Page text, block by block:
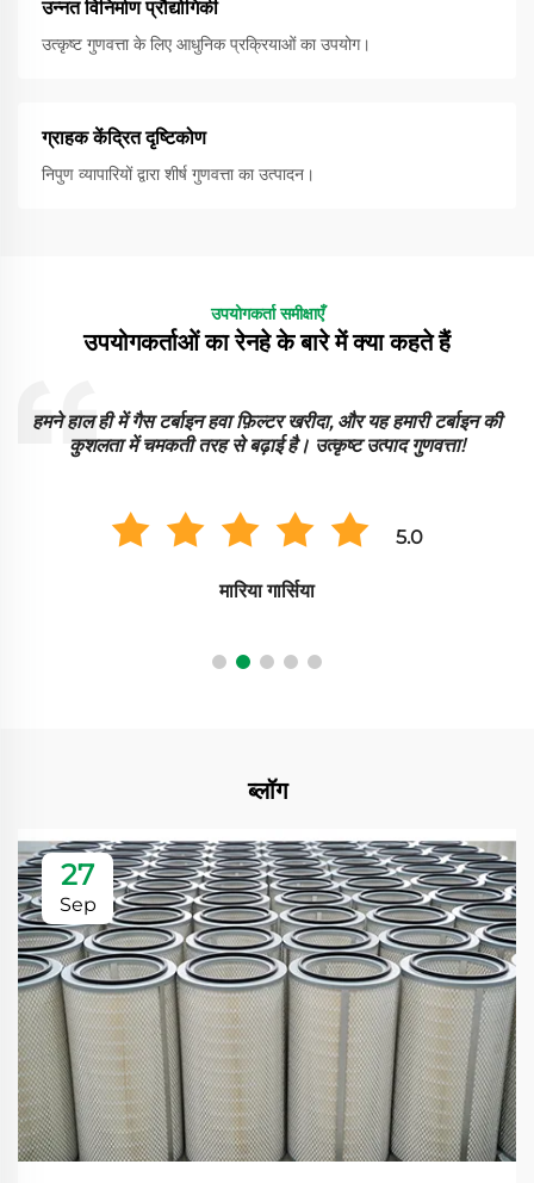
उन्नत विनिर्माण प्रौद्योगिकी
उत्कृष्ट गुणवत्ता के लिए आधुनिक प्रक्रियाओं का उपयोग।
ग्राहक केंद्रित दृष्टिकोण
निपुण व्यापारियों द्वारा शीर्ष गुणवत्ता का उत्पादन।
उपयोगकर्ता समीक्षाएँ
उपयोगकर्ताओं का रेनहे के बारे में क्या कहते हैं
हमने हाल ही में गैस टर्बाइन हवा फ़िल्टर खरीदा, और यह हमारी टर्बाइन की
कुशलता में चमकती तरह से बढ़ाई है। उत्कृष्ट उत्पाद गुणवत्ता!
5.0
मारिया गार्सिया
ब्लॉग
27
Sep